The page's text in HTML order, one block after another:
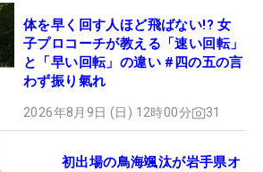
体を早く回す人ほど飛ばない!? 女
子プロコーチが教える「速い回転」
と「早い回転」の違い #四の五の言
わず振り氣れ
2026年8月9日 (日) 12時00分 31
初出場の鳥海颯汰が岩手県オ